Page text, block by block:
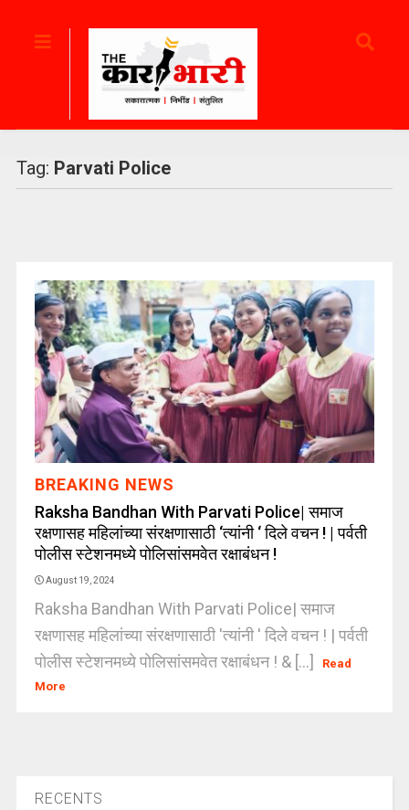
Tag: Parvati Police
BREAKING NEWS
Raksha Bandhan With Parvati Police| समाज
रक्षणासह महिलांच्या संरक्षणासाठी ‘त्यांनी ‘ दिले वचन ! | पर्वती
पोलीस स्टेशनमध्ये पोलिसांसमवेत रक्षाबंधन !
August 19, 2024
Raksha Bandhan With Parvati Police| समाज
रक्षणासह महिलांच्या संरक्षणासाठी 'त्यांनी ' दिले वचन ! | पर्वती
पोलीस स्टेशनमध्ये पोलिसांसमवेत रक्षाबंधन ! & [...]
Read
More
RECENTS